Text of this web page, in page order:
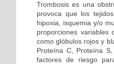
Trombosis es una
provoca que los
hipoxia, isquemia y/o
proporciones variables
como glóbulos rojos y
Proteína C, Proteína
factores de riesgo